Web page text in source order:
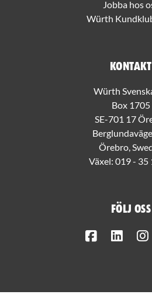
Jobba hos
Würth
Kontakt
Würth
Box 1705
SE-701 17
Örebro,
Växel: 019 - 35
Följ oss
Facebook